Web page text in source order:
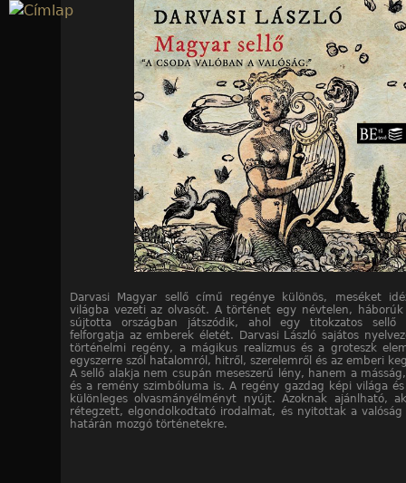
Jump to navigation
Darvasi Magyar sellő című regénye különös, meséket
világba vezeti az olvasót. A történet egy névtelen, háborúk
sújtotta országban játszódik, ahol egy titokzatos sellő
felforgatja az emberek életét. Darvasi László sajátos
történelmi regény, a mágikus realizmus és a groteszk
egyszerre szól hatalomról, hitről, szerelemről és az emberi
A sellő alakja nem csupán meseszerű lény, hanem a
és a remény szimbóluma is. A regény gazdag képi világa
különleges olvasmányélményt nyújt. Azoknak ajánlható,
rétegzett, elgondolkodtató irodalmat, és nyitottak a valóság
határán mozgó történetekre.